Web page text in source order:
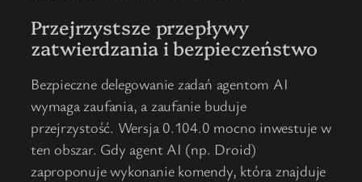
Przejrzystsze przepływy
zatwierdzania i bezpieczeństwo
Bezpieczne delegowanie zadań agentom AI
wymaga zaufania, a zaufanie buduje
przejrzystość. Wersja 0.104.0 mocno inwestuje w
ten obszar. Gdy agent AI (np. Droid)
zaproponuje wykonanie komendy, która znajduje